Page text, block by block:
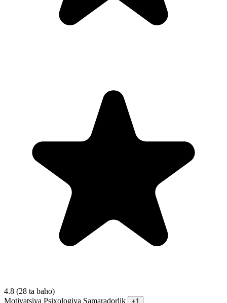
4.8 (28 ta baho)
Motivatsiya Psixologiya Samaradorlik +1